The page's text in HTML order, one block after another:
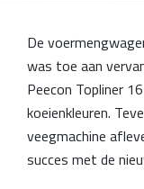
De
was toe aan
Peecon Topliner
koeienkleuren.
veegmachine
succes met de